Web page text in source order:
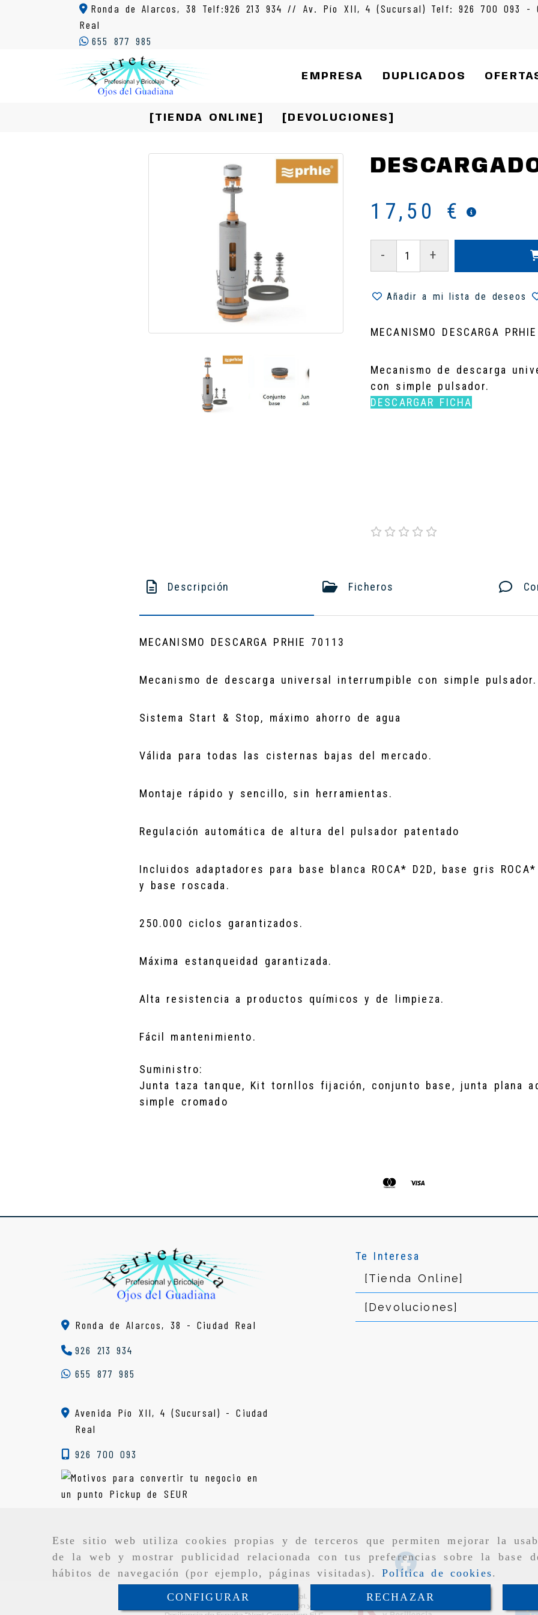
Este sitio web utiliza cookies propias y de terceros que permiten mejorar la
de la web y mostrar publicidad relacionada con tus preferencias sobre la base
hábitos de navegación (por ejemplo, páginas visitadas).Política de cookies.
CONFIGURAR RECHAZAR
Ronda de Alarcos, 38 Telf:926 213 934 // Av. Pío XII, 4 (Sucursal) Telf: 926 700 093 -
Real
655 877 985
EMPRESA DUPLICADOS
[TIENDA ONLINE] [DEVOLUCIONES]
17,50 €
- +
Añadir a mi lista de deseos
MECANISMO DESCARGA
Mecanismo de descarga
con simple pulsador.
DESCARGAR FICHA
Descripción Ficheros
MECANISMO DESCARGA PRHIE 70113
Mecanismo de descarga universal interrumpible con simple pulsador.
Sistema Start & Stop, máximo ahorro de agua
Válida para todas las cisternas bajas del mercado.
Montaje rápido y sencillo, sin herramientas.
Regulación automática de altura del pulsador patentado
Incluidos adaptadores para base blanca ROCA* D2D, base gris ROCA*
y base roscada.
250.000 ciclos garantizados.
Máxima estanqueidad garantizada.
Alta resistencia a productos químicos y de limpieza.
Fácil mantenimiento.
Suministro:
Junta taza tanque, Kit tornllos fijación, conjunto base, junta plana
simple cromado
Ronda de Alarcos, 38 -Ciudad Real
926 213 934
655 877 985
Avenida Pío XII, 4 (Sucursal) - Ciudad
Real
926 700 093
Te Interesa
[Tienda Online]
[Devoluciones]